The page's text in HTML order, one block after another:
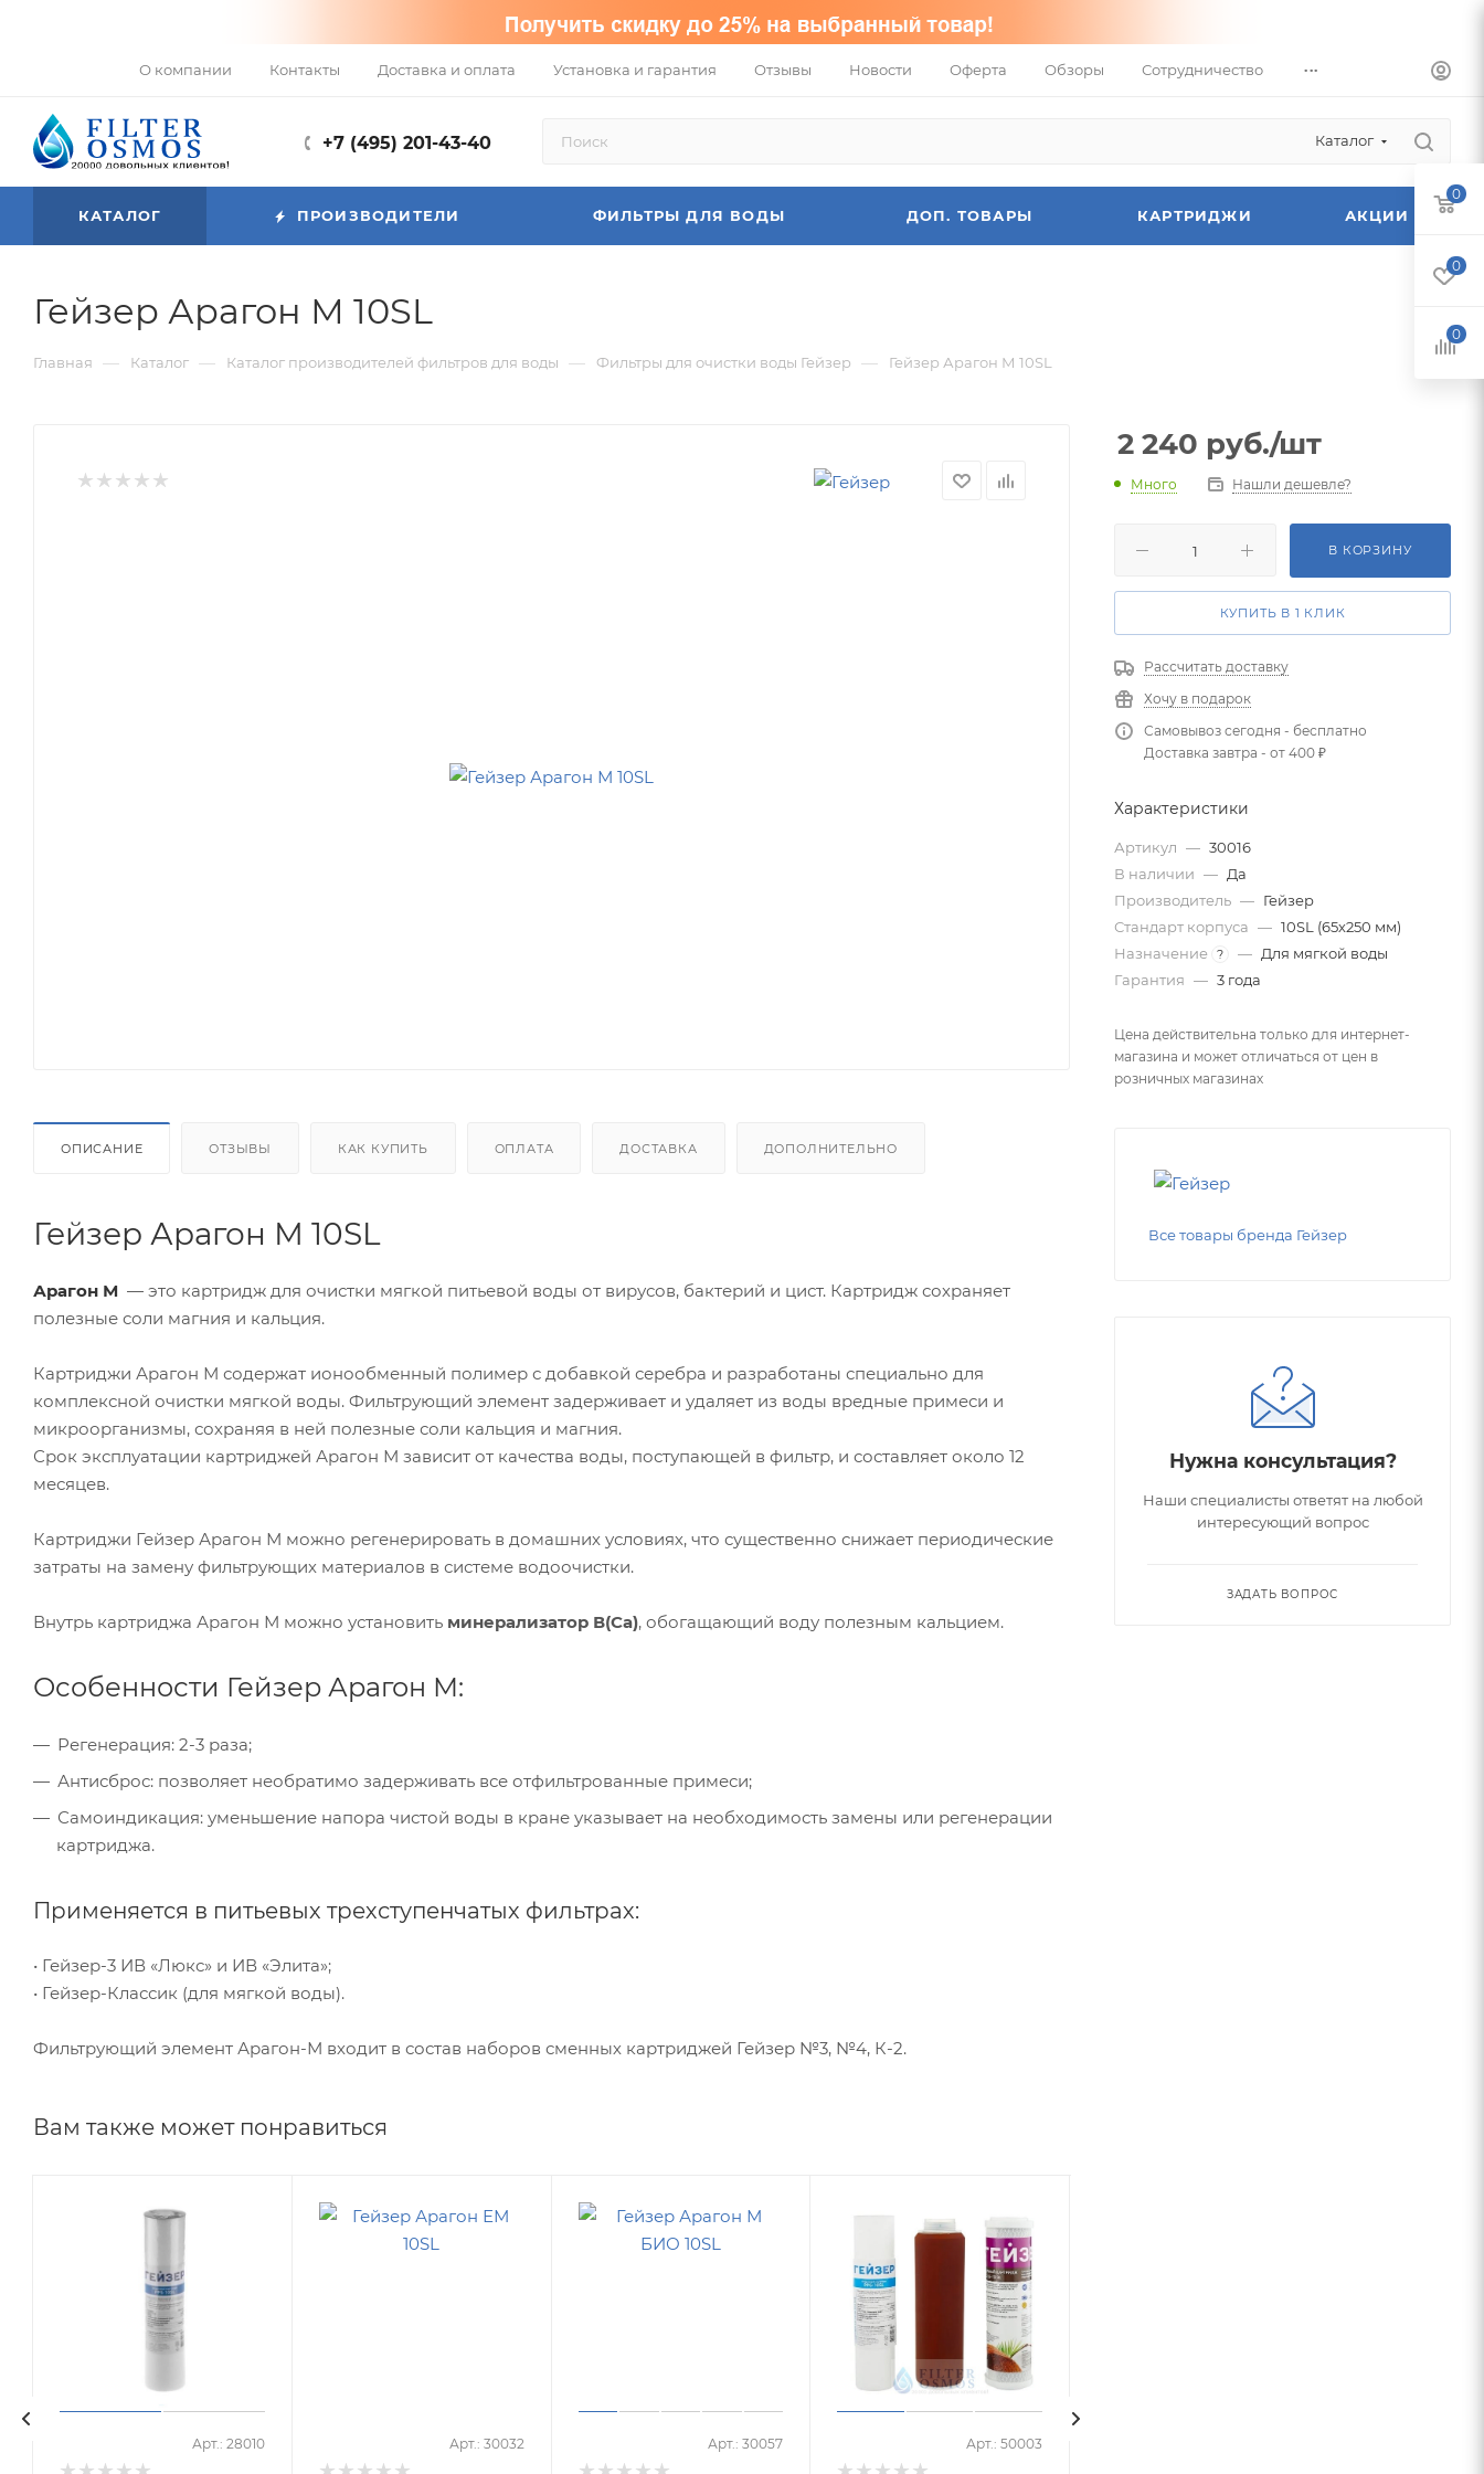
О компании Контакты Доставка и оплата Установка и гарантия Отзывы Новости Оферта Обзоры Сотрудничество ...
+7 (495) 201-43-40 Каталог
КАТАЛОГ ПРОИЗВОДИТЕЛИ ФИЛЬТРЫ ДЛЯ ВОДЫ ДОП. ТОВАРЫ КАРТРИДЖИ АКЦИИ
Гейзер Арагон М 10SL
Главная — Каталог — Каталог производителей фильтров для воды — Фильтры для очистки воды Гейзер — Гейзер Арагон М 10SL
ОПИСАНИЕ ОТЗЫВЫ КАК КУПИТЬ ОПЛАТА ДОСТАВКА ДОПОЛНИТЕЛЬНО
Гейзер Арагон М 10SL
Арагон М — это картридж для очистки мягкой питьевой воды от вирусов, бактерий и цист. Картридж сохраняет
полезные соли магния и кальция.
Картриджи Арагон М содержат ионообменный полимер с добавкой серебра и разработаны специально для
комплексной очистки мягкой воды. Фильтрующий элемент задерживает и удаляет из воды вредные примеси и
микроорганизмы, сохраняя в ней полезные соли кальция и магния.
Срок эксплуатации картриджей Арагон М зависит от качества воды, поступающей в фильтр, и составляет около 12
месяцев.
Картриджи Гейзер Арагон М можно регенерировать в домашних условиях, что существенно снижает периодические
затраты на замену фильтрующих материалов в системе водоочистки.
Внутрь картриджа Арагон М можно установить минерализатор В(Ca), обогащающий воду полезным кальцием.
Особенности Гейзер Арагон М:
Регенерация: 2-3 раза;
Антисброс: позволяет необратимо задерживать все отфильтрованные примеси;
Самоиндикация: уменьшение напора чистой воды в кране указывает на необходимость замены или регенерации
картриджа.
Применяется в питьевых трехступенчатых фильтрах:
• Гейзер-3 ИВ «Люкс» и ИВ «Элита»;
• Гейзер-Классик (для мягкой воды).
Фильтрующий элемент Арагон-М входит в состав наборов сменных картриджей Гейзер №3, №4, К-2.
Вам также может понравиться
Арт.: 28010 Арт.: 30032 Арт.: 30057 Арт.: 50003
2 240 руб./шт
Много Нашли дешевле?
В КОРЗИНУ
КУПИТЬ В 1 КЛИК
Рассчитать доставку
Хочу в подарок
Самовывоз сегодня - бесплатно
Доставка завтра - от 400 ₽
Характеристики
Артикул — 30016
В наличии — Да
Производитель — Гейзер
Стандарт корпуса — 10SL (65х250 мм)
Назначение ? — Для мягкой воды
Гарантия — 3 года
Цена действительна только для интернет-
магазина и может отличаться от цен в
розничных магазинах
Все товары бренда Гейзер
Нужна консультация?
Наши специалисты ответят на любой
интересующий вопрос
ЗАДАТЬ ВОПРОС
0
0
0